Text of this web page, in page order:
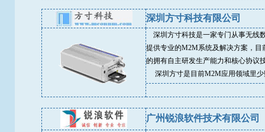
深圳方寸科技有限公司
深圳方寸科技是一家专门从事无线
提供专业的M2M系统及解决方案，
的拥有自主研发生产能力和核心协议
深圳方寸是目前M2M应用领域里少
广州锐浪软件技术有限公司